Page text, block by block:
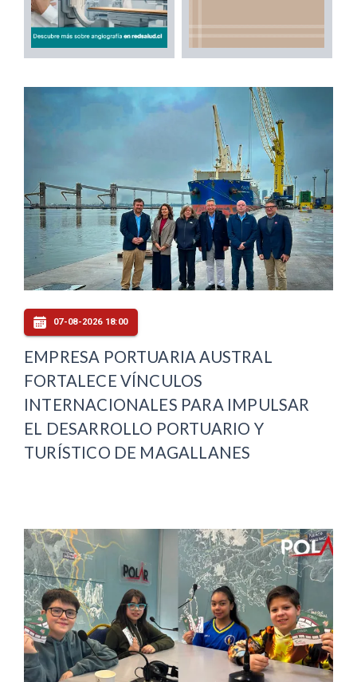
07-08-2026 18:00
EMPRESA PORTUARIA AUSTRAL
FORTALECE VÍNCULOS
INTERNACIONALES PARA IMPULSAR
EL DESARROLLO PORTUARIO Y
TURÍSTICO DE MAGALLANES